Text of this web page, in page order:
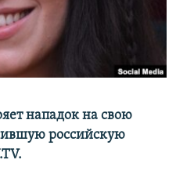
нападок на свою
российскую